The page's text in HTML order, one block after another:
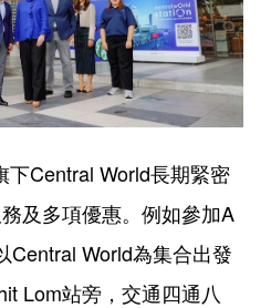
Central World長期緊密
及多項優惠。例如參加A
Central World為集合出發
Lom站旁，交通四通八